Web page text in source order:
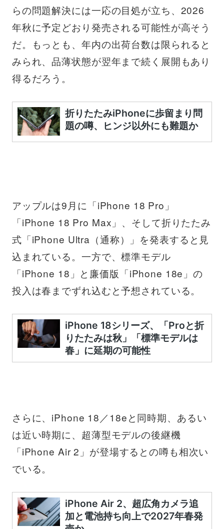
らの問題解決には一応の目処が立ち、2026
年秋に予定どおり発売される可能性が高そう
だ。もっとも、年内の出荷台数は限られると
みられ、品薄状態が翌年まで続く展開もあり
得るだろう。
アップルは9月に「iPhone 18 Pro」
「iPhone 18 Pro Max」、そして折りたたみ
式「iPhone Ultra（通称）」を発表すると見
込まれている。一方で、標準モデル
「iPhone 18」と廉価版「iPhone 18e」の
投入は春までずれ込むと予想されている。
さらに、iPhone 18／18eと同時期、あるい
は近い時期に、超薄型モデルの後継機
「iPhone Air 2」が登場するとの噂も相次い
でいる。